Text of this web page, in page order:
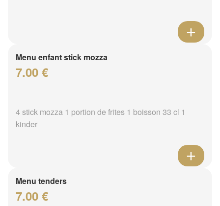
Menu enfant stick mozza
7.00 €
4 stick mozza 1 portion de frites 1 boisson 33 cl 1
kinder
Menu tenders
7.00 €